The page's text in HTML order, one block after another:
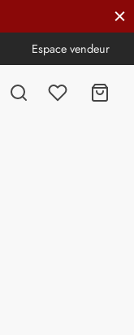
Espace vendeur